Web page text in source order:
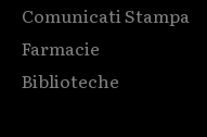
Comunicati Stampa
Farmacie
Biblioteche